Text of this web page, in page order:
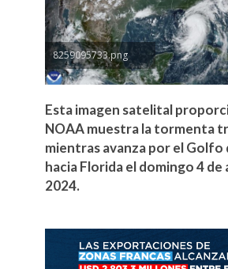
8259095733.png
Esta imagen satelital
NOAA muestra la tormenta
mientras avanza por el Golfo
hacia Florida el domingo 4 de
2024.